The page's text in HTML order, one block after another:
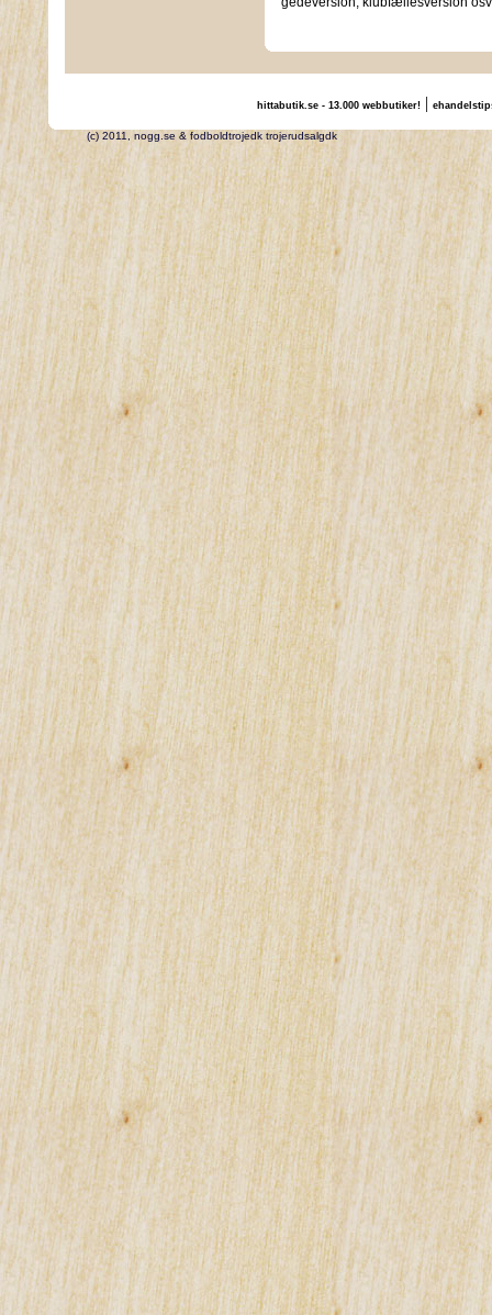
hittabutik.se - 13.000 webbutiker!|
(c) 2011, nogg.se & fodboldtrojedk trojerudsalgdk